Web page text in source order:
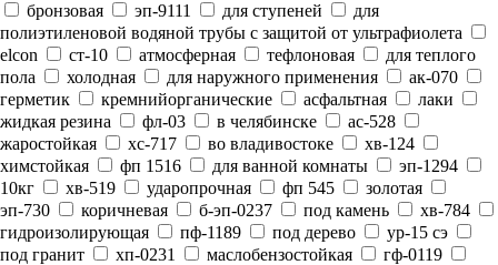
бронзовая
эп-9111 для ступеней
для
полиэтиленовой водяной трубы с защитой от ультрафиолета
elcon
ст-10 атмосферная тефлоновая
для теплого
пола
холодная для наружного применения
ак-070
герметик
кремнийорганические асфальтная
лаки
жидкая резина
фл-03 в челябинске
ас-528
жаростойкая
хс-717 во владивостоке
хв-124
химстойкая
фп 1516 для ванной комнаты
эп-1294
10кг
хв-519 ударопрочная фп 545
золотая
эп-730
коричневая б-эп-0237 под камень
хв-784
гидроизолирующая
пф-1189 под дерево
ур-15 сэ
под гранит
хп-0231 маслобензостойкая
гф-0119